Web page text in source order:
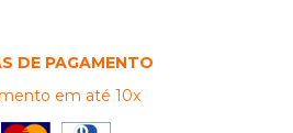
DE PAGAMENTO
em até 10x